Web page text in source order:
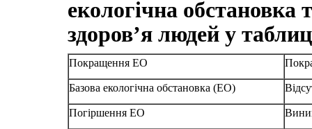
екологічна обстановка
здоров’я людей у
Покращення ЕО
Базова екологічна обстановка (ЕО)
Погіршення ЕО